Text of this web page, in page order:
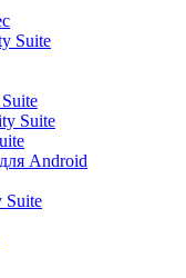
Suite
Suite
Android
Suite